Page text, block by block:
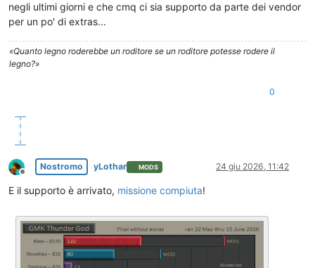
negli ultimi giorni e che cmq ci sia supporto da parte dei vendor
per un po' di extras...
«Quanto legno roderebbe un roditore se un roditore potesse rodere il
legno?»
0
Non in linea
Nostromo yLothar MODS 24 giu 2026, 11:42
E il supporto è arrivato, missione compiuta!